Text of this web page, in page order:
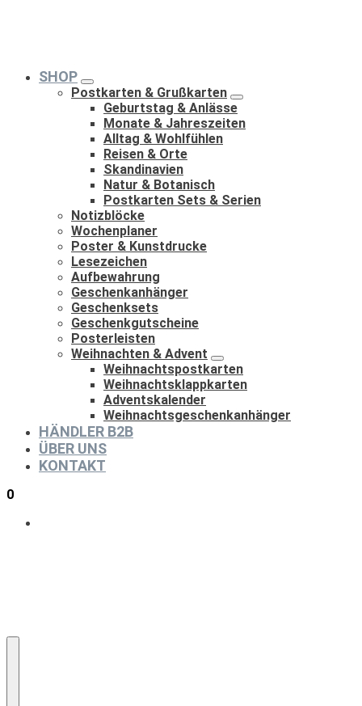
SHOP
Postkarten & Grußkarten
Geburtstag & Anlässe
Monate & Jahreszeiten
Alltag & Wohlfühlen
Reisen & Orte
Skandinavien
Natur & Botanisch
Postkarten Sets & Serien
Notizblöcke
Wochenplaner
Poster & Kunstdrucke
Lesezeichen
Aufbewahrung
Geschenkanhänger
Geschenksets
Geschenkgutscheine
Posterleisten
Weihnachten & Advent
Weihnachtspostkarten
Weihnachtsklappkarten
Adventskalender
Weihnachtsgeschenkanhänger
HÄNDLER B2B
ÜBER UNS
KONTAKT
0